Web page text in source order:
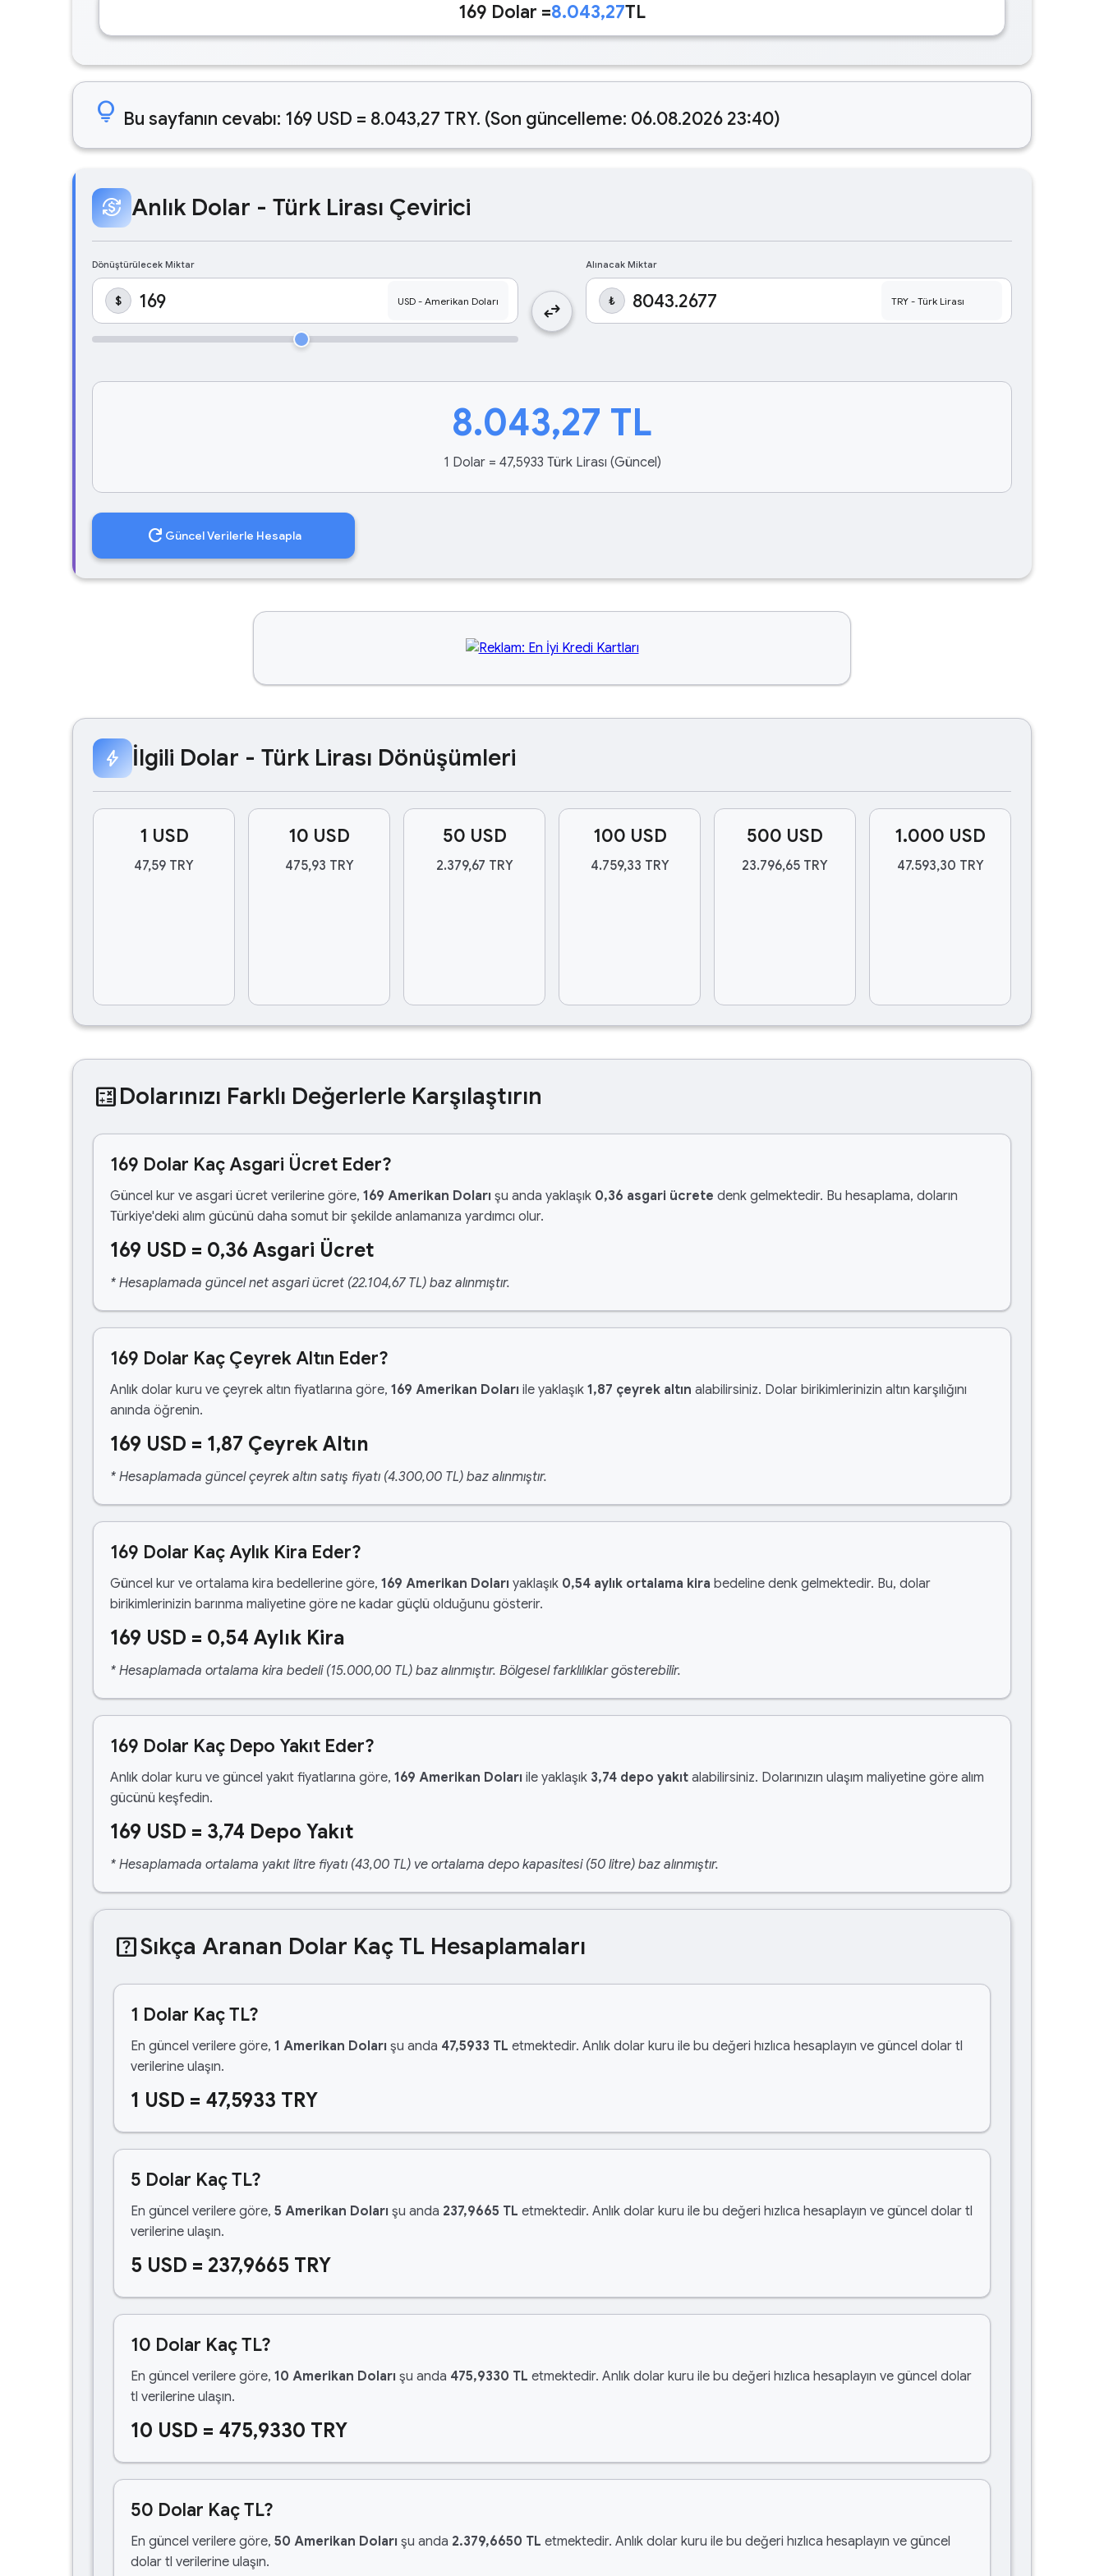
169 Dolar =8.043,27TL
lightbulb Bu sayfanın cevabı: 169 USD = 8.043,27 TRY. (Son güncelleme: 06.08.2026 23:40)
currency_exchange Anlık Dolar - Türk Lirası Çevirici
Dönüştürülecek Miktar
$ swap_horiz
Alınacak Miktar
₺
8.043,27 TL
1 Dolar = 47,5933 Türk Lirası (Güncel)
refresh Güncel Verilerle Hesapla
bolt İlgili Dolar - Türk Lirası Dönüşümleri
1 USD
47,59 TRY
10 USD
475,93 TRY
50 USD
2.379,67 TRY
100 USD
4.759,33 TRY
500 USD
23.796,65 TRY
1.000 USD
47.593,30 TRY
calculateDolarınızı Farklı Değerlerle Karşılaştırın
169 Dolar Kaç Asgari Ücret Eder?
Güncel kur ve asgari ücret verilerine göre, 169 Amerikan Doları şu anda yaklaşık 0,36 asgari ücrete denk gelmektedir. Bu hesaplama, doların
Türkiye'deki alım gücünü daha somut bir şekilde anlamanıza yardımcı olur.
169 USD = 0,36 Asgari Ücret
* Hesaplamada güncel net asgari ücret (22.104,67 TL) baz alınmıştır.
169 Dolar Kaç Çeyrek Altın Eder?
Anlık dolar kuru ve çeyrek altın fiyatlarına göre, 169 Amerikan Doları ile yaklaşık 1,87 çeyrek altın alabilirsiniz. Dolar birikimlerinizin altın karşılığını
anında öğrenin.
169 USD = 1,87 Çeyrek Altın
* Hesaplamada güncel çeyrek altın satış fiyatı (4.300,00 TL) baz alınmıştır.
169 Dolar Kaç Aylık Kira Eder?
Güncel kur ve ortalama kira bedellerine göre, 169 Amerikan Doları yaklaşık 0,54 aylık ortalama kira bedeline denk gelmektedir. Bu, dolar
birikimlerinizin barınma maliyetine göre ne kadar güçlü olduğunu gösterir.
169 USD = 0,54 Aylık Kira
* Hesaplamada ortalama kira bedeli (15.000,00 TL) baz alınmıştır. Bölgesel farklılıklar gösterebilir.
169 Dolar Kaç Depo Yakıt Eder?
Anlık dolar kuru ve güncel yakıt fiyatlarına göre, 169 Amerikan Doları ile yaklaşık 3,74 depo yakıt alabilirsiniz. Dolarınızın ulaşım maliyetine göre alım
gücünü keşfedin.
169 USD = 3,74 Depo Yakıt
* Hesaplamada ortalama yakıt litre fiyatı (43,00 TL) ve ortalama depo kapasitesi (50 litre) baz alınmıştır.
help_centerSıkça Aranan Dolar Kaç TL Hesaplamaları
1 Dolar Kaç TL?
En güncel verilere göre, 1 Amerikan Doları şu anda 47,5933 TL etmektedir. Anlık dolar kuru ile bu değeri hızlıca hesaplayın ve güncel dolar tl
verilerine ulaşın.
1 USD = 47,5933 TRY
5 Dolar Kaç TL?
En güncel verilere göre, 5 Amerikan Doları şu anda 237,9665 TL etmektedir. Anlık dolar kuru ile bu değeri hızlıca hesaplayın ve güncel dolar tl
verilerine ulaşın.
5 USD = 237,9665 TRY
10 Dolar Kaç TL?
En güncel verilere göre, 10 Amerikan Doları şu anda 475,9330 TL etmektedir. Anlık dolar kuru ile bu değeri hızlıca hesaplayın ve güncel dolar
tl verilerine ulaşın.
10 USD = 475,9330 TRY
50 Dolar Kaç TL?
En güncel verilere göre, 50 Amerikan Doları şu anda 2.379,6650 TL etmektedir. Anlık dolar kuru ile bu değeri hızlıca hesaplayın ve güncel
dolar tl verilerine ulaşın.